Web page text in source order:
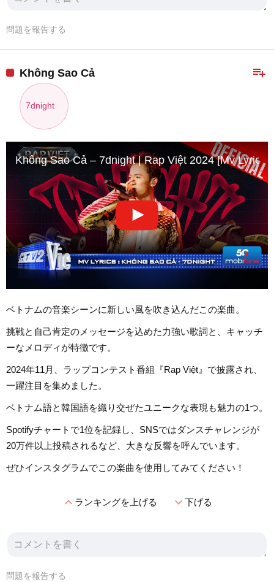
問題を報告する
playlist_add
Không Sao Cả
7dnight
Không Sao Cả – 7dnight | Rap Việt 2024 [Mv Lyrics]
ベトナムの音楽シーンに新しい風を吹き込んだこの楽曲。
挑戦と自己肯定のメッセージを込めた力強い歌詞と、キャッチ
ーなメロディが特徴です。
2024年11月、ラップコンテスト番組『Rap Việt』で披露され、
一躍注目を集めました。
ベトナム語と韓国語を織り交ぜたユニークな表現も魅力の1つ。
Spotifyチャートで1位を記録し、SNSではダンスチャレンジが
20万件以上投稿されるなど、大きな反響を呼んでいます。
ぜひインスタグラムでこの楽曲を使用してみてください！
expand_lessランキングを上げる expand_more下げる
問題を報告する